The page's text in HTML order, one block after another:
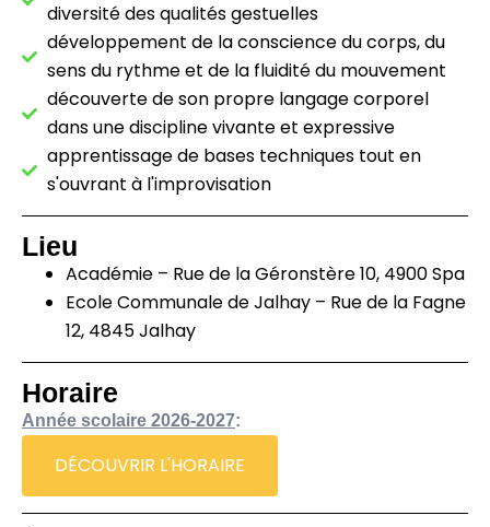
diversité des qualités gestuelles
développement de la conscience du corps, du
sens du rythme et de la fluidité du mouvement
découverte de son propre langage corporel
dans une discipline vivante et expressive
apprentissage de bases techniques tout en
s'ouvrant à l'improvisation
Lieu
Académie – Rue de la Géronstère 10, 4900 Spa
Ecole Communale de Jalhay – Rue de la Fagne
12, 4845 Jalhay
Horaire
Année scolaire 2026-2027:
DÉCOUVRIR L'HORAIRE